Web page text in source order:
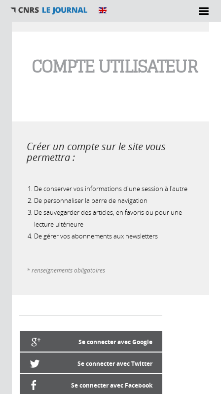
COMPTE UTILISATEUR
Créer un compte sur le site vous
permettra :
De conserver vos informations d'une session à l'autre
De personnaliser la barre de navigation
De sauvegarder des articles, en favoris ou pour une
lecture ultérieure
De gérer vos abonnements aux newsletters
* renseignements obligatoires
Se connecter avec Google
Se connecter avec Twitter
Se connecter avec Facebook